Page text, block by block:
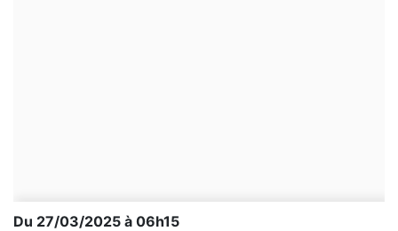
Du 27/03/2025 à 06h15